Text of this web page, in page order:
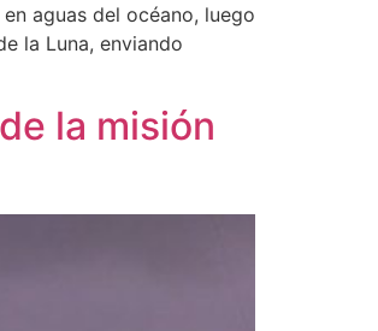
aguas del océano, luego
la Luna, enviando
la misión